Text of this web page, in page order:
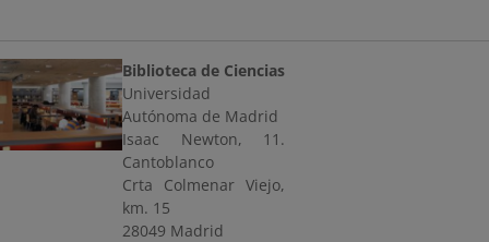
Biblioteca de Ciencias
Universidad
Autónoma de Madrid
Isaac Newton, 11.
Cantoblanco
Crta Colmenar Viejo,
km. 15
28049 Madrid